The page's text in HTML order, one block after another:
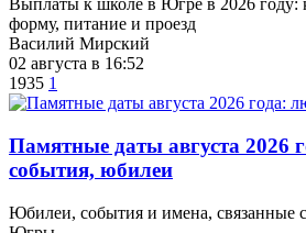
Выплаты к школе в Югре в 2026 году:
форму, питание и проезд
Василий Мирский
02 августа в 16:52
1935 1
​Памятные даты августа 2026
события, юбилеи
Юбилеи, события и имена, связанные